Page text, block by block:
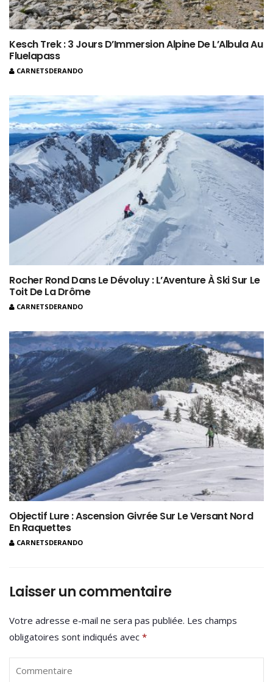
Kesch Trek : 3 Jours D’Immersion Alpine De L’Albula Au
Fluelapass
CARNETSDERANDO
Rocher Rond Dans Le Dévoluy : L’Aventure À Ski Sur Le
Toit De La Drôme
CARNETSDERANDO
Objectif Lure : Ascension Givrée Sur Le Versant Nord
En Raquettes
CARNETSDERANDO
Laisser un commentaire
Votre adresse e-mail ne sera pas publiée. Les champs
obligatoires sont indiqués avec *